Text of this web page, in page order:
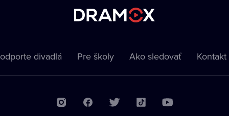
divadlá Pre školy Ako sledovať Kontakt